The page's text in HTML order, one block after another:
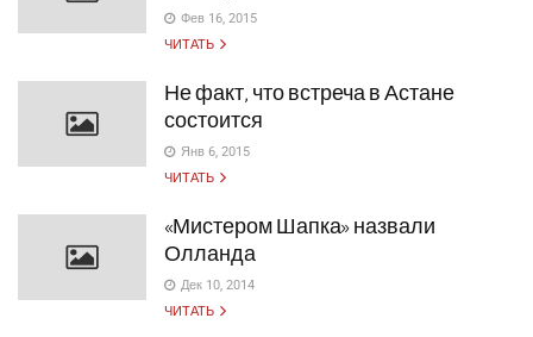
Фев 16, 2015
ЧИТАТЬ
Не факт, что встреча в Астане
состоится
Янв 6, 2015
ЧИТАТЬ
«Мистером Шапка» назвали
Олланда
Дек 10, 2014
ЧИТАТЬ